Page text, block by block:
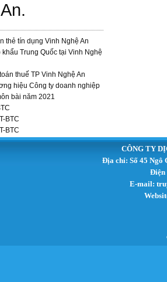
thẻ tín dụng Vinh Nghệ An
Trung Quốc tại Vinh Nghệ
thuế TP Vinh Nghệ An
hiệu Công ty doanh nghiệp
bài năm 2021
BTC
BTC
CÔNG TY
Địa chỉ: Số 45 Ngô
Điện
E-mail: